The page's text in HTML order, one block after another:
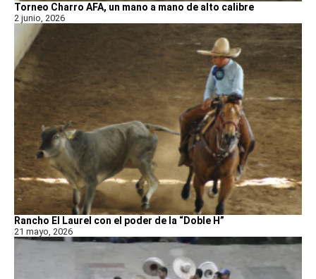
Torneo Charro AFA, un mano a mano de alto calibre
2 junio, 2026
Rancho El Laurel con el poder de la “Doble H”
21 mayo, 2026